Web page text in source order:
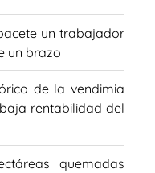
un trabajador
un brazo
de la vendimia
rentabilidad del
quemadas